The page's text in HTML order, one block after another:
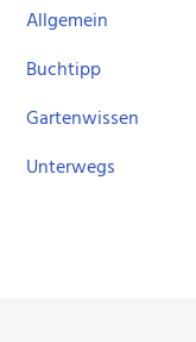
Allgemein
Buchtipp
Gartenwissen
Unterwegs